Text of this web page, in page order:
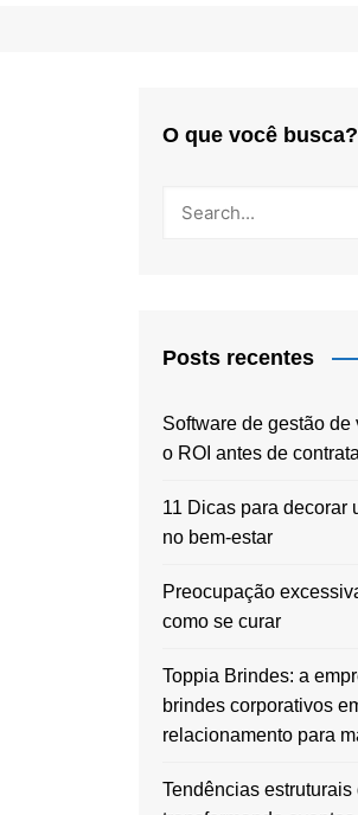
O que você busca?
Posts recentes
Software de gestão
o ROI antes de
11 Dicas para decorar
no bem-estar
Preocupação
como se curar
Toppia Brindes: a
brindes corporativos
relacionamento para
Tendências estruturais